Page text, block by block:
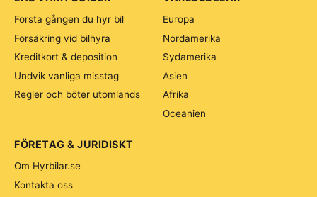
Europa
Nordamerika
Sydamerika
Asien
Afrika
Oceanien
Första gången du hyr bil
Försäkring vid bilhyra
Kreditkort & deposition
Undvik vanliga misstag
Regler och böter utomlands
FÖRETAG & JURIDISKT
Om Hyrbilar.se
Kontakta oss